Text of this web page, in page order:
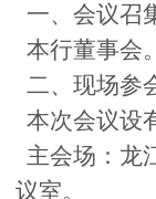
一、会议召
本行董事会
二、现场参
本次会议设
主会场：龙
议室。